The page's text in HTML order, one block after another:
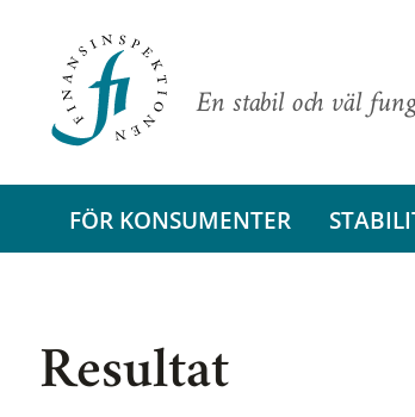
En stabil och väl
FÖR KONSUMENTER
Resultat